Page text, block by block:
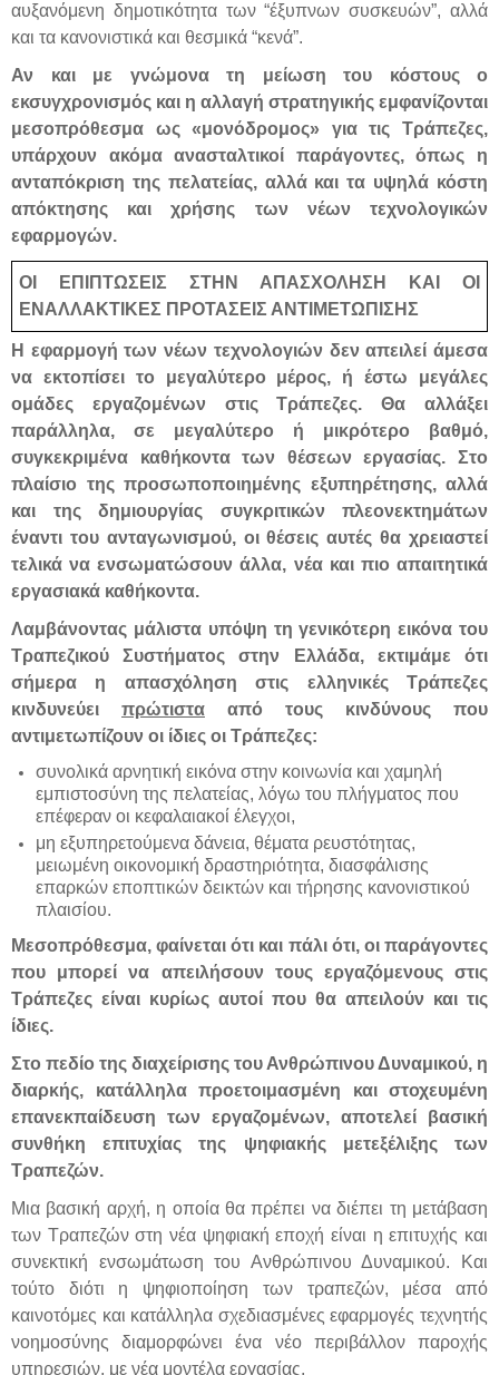
αυξανόμενη δημοτικότητα των “έξυπνων συσκευών”, αλλά
και τα κανονιστικά και θεσμικά “κενά”.
Αν και με γνώμονα τη μείωση του κόστους ο
εκσυγχρονισμός και η αλλαγή στρατηγικής εμφανίζονται
μεσοπρόθεσμα ως «μονόδρομος» για τις Τράπεζες,
υπάρχουν ακόμα ανασταλτικοί παράγοντες, όπως η
ανταπόκριση της πελατείας, αλλά και τα υψηλά κόστη
απόκτησης και χρήσης των νέων τεχνολογικών
εφαρμογών.
ΟΙ ΕΠΙΠΤΩΣΕΙΣ ΣΤΗΝ ΑΠΑΣΧΟΛΗΣΗ ΚΑΙ ΟΙ
ΕΝΑΛΛΑΚΤΙΚΕΣ ΠΡΟΤΑΣΕΙΣ ΑΝΤΙΜΕΤΩΠΙΣΗΣ
Η εφαρμογή των νέων τεχνολογιών δεν απειλεί άμεσα
να εκτοπίσει το μεγαλύτερο μέρος, ή έστω μεγάλες
ομάδες εργαζομένων στις Τράπεζες. Θα αλλάξει
παράλληλα, σε μεγαλύτερο ή μικρότερο βαθμό,
συγκεκριμένα καθήκοντα των θέσεων εργασίας. Στο
πλαίσιο της προσωποποιημένης εξυπηρέτησης, αλλά
και της δημιουργίας συγκριτικών πλεονεκτημάτων
έναντι του ανταγωνισμού, οι θέσεις αυτές θα χρειαστεί
τελικά να ενσωματώσουν άλλα, νέα και πιο απαιτητικά
εργασιακά καθήκοντα.
Λαμβάνοντας μάλιστα υπόψη τη γενικότερη εικόνα του
Τραπεζικού Συστήματος στην Ελλάδα, εκτιμάμε ότι
σήμερα η απασχόληση στις ελληνικές Τράπεζες
κινδυνεύει πρώτιστα από τους κινδύνους που
αντιμετωπίζουν οι ίδιες οι Τράπεζες:
συνολικά αρνητική εικόνα στην κοινωνία και χαμηλή
εμπιστοσύνη της πελατείας, λόγω του πλήγματος που
επέφεραν οι κεφαλαιακοί έλεγχοι,
μη εξυπηρετούμενα δάνεια, θέματα ρευστότητας,
μειωμένη οικονομική δραστηριότητα, διασφάλισης
επαρκών εποπτικών δεικτών και τήρησης κανονιστικού
πλαισίου.
Μεσοπρόθεσμα, φαίνεται ότι και πάλι ότι, οι παράγοντες
που μπορεί να απειλήσουν τους εργαζόμενους στις
Τράπεζες είναι κυρίως αυτοί που θα απειλούν και τις
ίδιες.
Στο πεδίο της διαχείρισης του Ανθρώπινου Δυναμικού, η
διαρκής, κατάλληλα προετοιμασμένη και στοχευμένη
επανεκπαίδευση των εργαζομένων, αποτελεί βασική
συνθήκη επιτυχίας της ψηφιακής μετεξέλιξης των
Τραπεζών.
Μια βασική αρχή, η οποία θα πρέπει να διέπει τη μετάβαση
των Τραπεζών στη νέα ψηφιακή εποχή είναι η επιτυχής και
συνεκτική ενσωμάτωση του Ανθρώπινου Δυναμικού. Και
τούτο διότι η ψηφιοποίηση των τραπεζών, μέσα από
καινοτόμες και κατάλληλα σχεδιασμένες εφαρμογές τεχνητής
νοημοσύνης διαμορφώνει ένα νέο περιβάλλον παροχής
υπηρεσιών, με νέα μοντέλα εργασίας.